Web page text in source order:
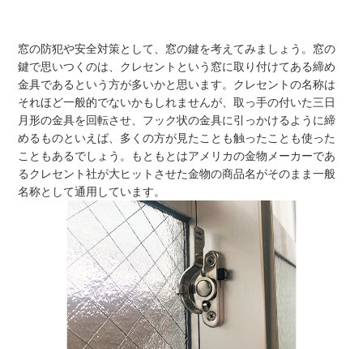
窓の防犯や安全対策として、窓の鍵を考えてみましょう。窓の
鍵で思いつくのは、クレセントという窓に取り付けてある締め
金具であるという方が多いかと思います。クレセントの名称は
それほど一般的でないかもしれませんが、取っ手の付いた三日
月形の金具を回転させ、フック状の金具に引っかけるように締
めるものといえば、多くの方が見たことも触ったことも使った
こともあるでしょう。もともとはアメリカの金物メーカーであ
るクレセント社が大ヒットさせた金物の商品名がそのまま一般
名称として通用しています。